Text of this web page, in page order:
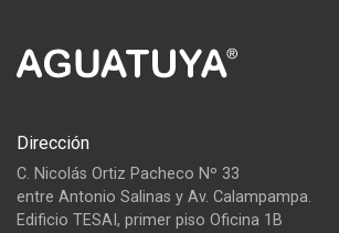
Dirección
C. Nicolás Ortiz Pacheco Nº 33
entre Antonio Salinas y Av. Calampampa.
Edificio TESAI, primer piso Oficina 1B